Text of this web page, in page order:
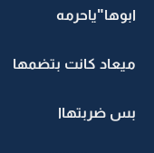
ابوها"ياحرمه
ميعاد كانت بتضمها
بس ضربتهاا